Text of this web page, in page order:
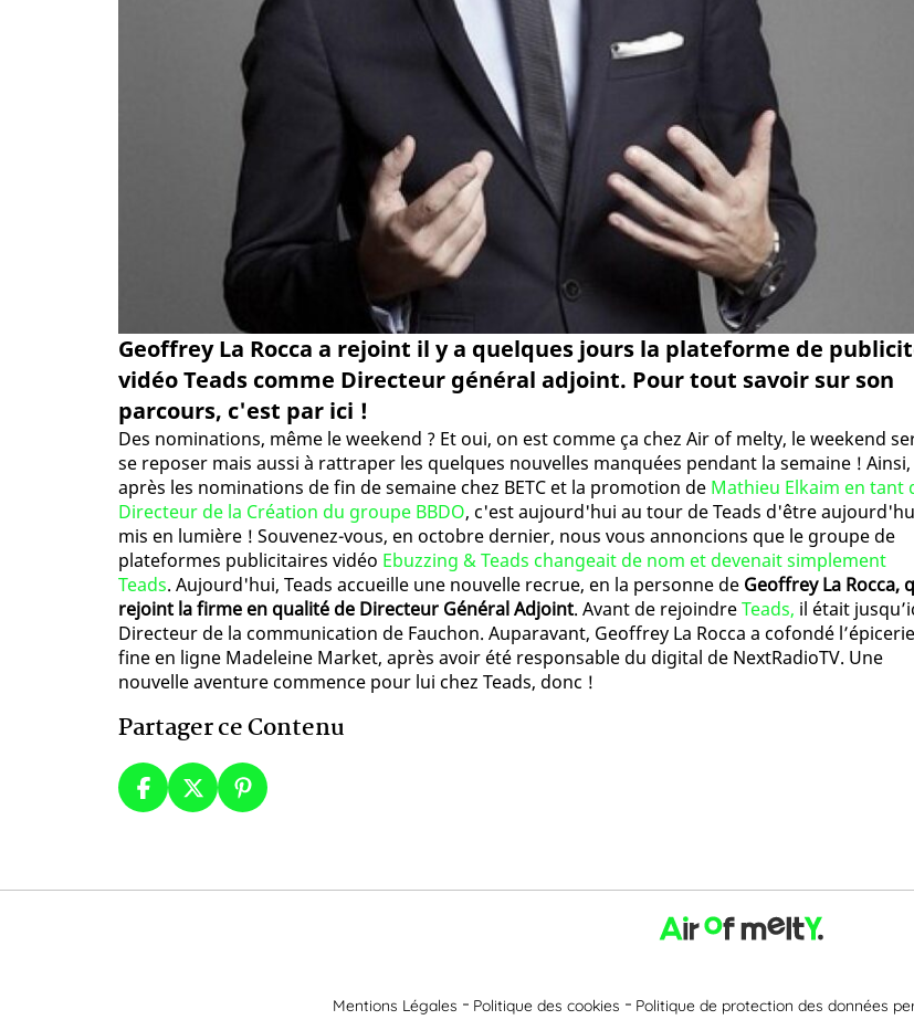
Geoffrey La Rocca a rejoint il y a quelques jours la plateforme de
vidéo Teads comme Directeur général adjoint. Pour tout savoir sur son
parcours, c'est par ici !
Des nominations, même le weekend ? Et oui, on est comme ça chez Air of melty, le weekend
se reposer mais aussi à rattraper les quelques nouvelles manquées pendant la semaine ! Ainsi,
après les nominations de fin de semaine chez BETC et la promotion de Mathieu Elkaim en tant
Directeur de la Création du groupe BBDO, c'est aujourd'hui au tour de Teads d'être
mis en lumière ! Souvenez-vous, en octobre dernier, nous vous annoncions que le groupe de
plateformes publicitaires vidéo Ebuzzing & Teads changeait de nom et devenait simplement
Teads. Aujourd'hui, Teads accueille une nouvelle recrue, en la personne de Geoffrey La Rocca,
rejoint la firme en qualité de Directeur Général Adjoint. Avant de rejoindreTeads, il était
Directeur de la communication de Fauchon. Auparavant, Geoffrey La Rocca a cofondé l’épicerie
fine en ligne Madeleine Market, après avoir été responsable du digital de NextRadioTV. Une
nouvelle aventure commence pour lui chez Teads, donc !
Partager ce Contenu
Mentions Légales Politique des cookies Politique de protection des données